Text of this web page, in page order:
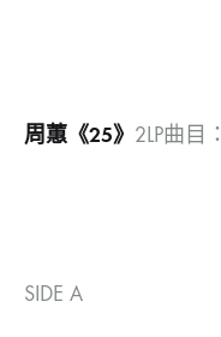
周蕙《25》 2LP曲目：
SIDE A